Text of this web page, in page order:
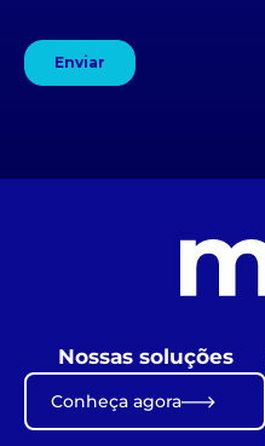
Nossas soluções
Conheça agora